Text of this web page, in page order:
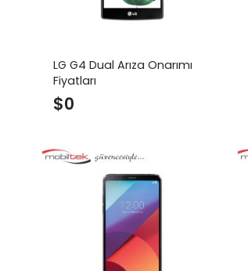
LG G4 Dual Arıza Onarımı
Fiyatları
$0